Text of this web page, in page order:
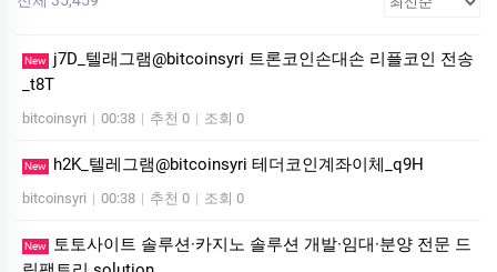
New
j7D_텔래그램@bitcoinsyri 트론코인손대손 리플코인 전송
_t8T
bitcoinsyri | 00:38 | 추천 0 | 조회 0
New h2K_텔레그램@bitcoinsyri 테더코인계좌이체_q9H
bitcoinsyri | 00:38 | 추천 0 | 조회 0
New
토토사이트 솔루션·카지노 솔루션 개발·임대·분양 전문 드